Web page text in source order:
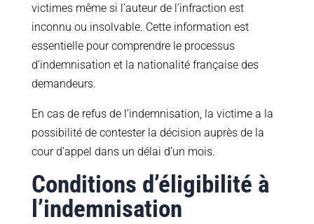
victimes même si l’auteur de l’infraction est
inconnu ou insolvable. Cette information est
essentielle pour comprendre le processus
d’indemnisation et la nationalité française des
demandeurs.
En cas de refus de l’indemnisation, la victime a la
possibilité de contester la décision auprès de la
cour d’appel dans un délai d’un mois.
Conditions d’éligibilité à
l’indemnisation